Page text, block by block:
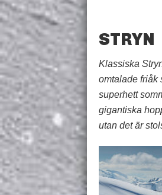
STRYN
Klassiska
omtalade friåk
superhett
gigantiska
utan det är